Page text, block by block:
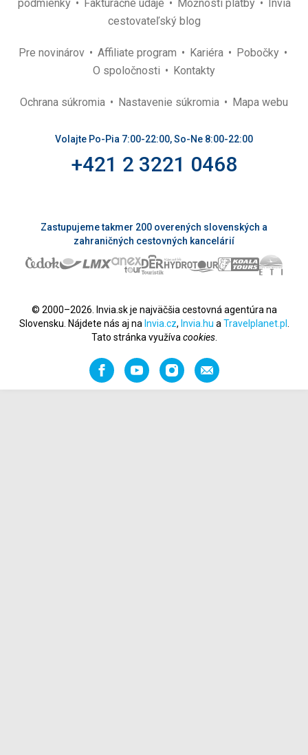
podmienky
Fakturačné údaje Možnosti platby
Invia
cestovateľský blog
Pre novinárov Affiliate program Kariéra
Pobočky
O spoločnosti
Kontakty
Ochrana súkromia Nastavenie súkromia Mapa webu
Volajte Po-Pia 7:00-22:00, So-Ne 8:00-22:00
+421 2 3221 0468
Zastupujeme takmer 200 overených slovenských a
zahraničných cestovných kancelárií
© 2000–2026. Invia.sk je najväčšia cestovná agentúra na
Slovensku. Nájdete nás aj na Invia.cz, Invia.hu a Travelplanet.pl
Tato stránka využíva cookies.
FacebookYouTubeInstagramOdporučiť